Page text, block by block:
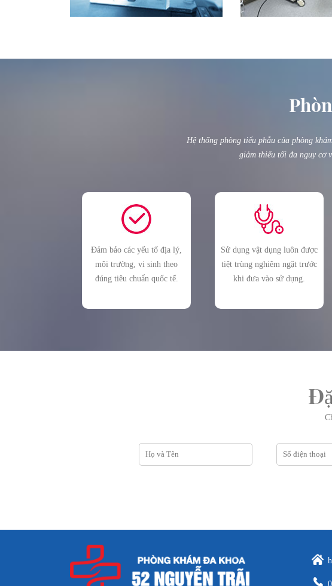
Hệ thống phòng tiểu phẫu của phòng
giảm thiểu tối đa nguy cơ
Đảm bảo các yếu tố địa lý,
môi trường, vi sinh theo
đúng tiêu chuẩn quốc tế.
Sử dụng vật dụng luôn được
tiệt trùng nghiêm ngặt trước
khi đưa vào sử dụng.